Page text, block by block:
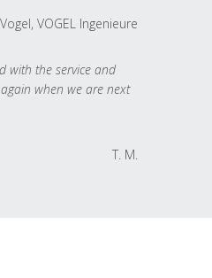
VOGEL Ingenieure
with the service and
when we are next
T. M.